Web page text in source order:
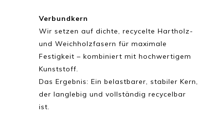
Verbundkern
Wir setzen auf dichte, recycelte Hartholz-
und Weichholzfasern für maximale
Festigkeit – kombiniert mit hochwertigem
Kunststoff.
Das Ergebnis: Ein belastbarer, stabiler Kern,
der langlebig und vollständig recycelbar
ist.